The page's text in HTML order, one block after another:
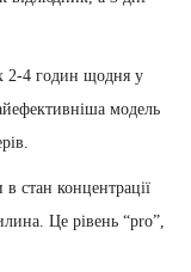
2-4 годин щодня у
модель
стан концентрації
Це рівень “pro”,